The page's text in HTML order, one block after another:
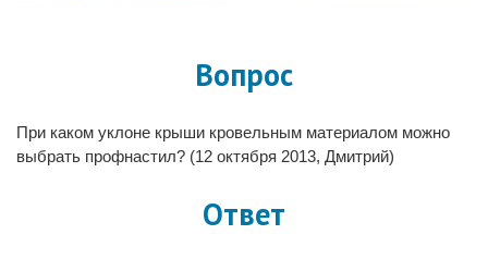
Вопрос
При каком уклоне крыши кровельным материалом можно
выбрать профнастил? (12 октября 2013, Дмитрий)
Ответ